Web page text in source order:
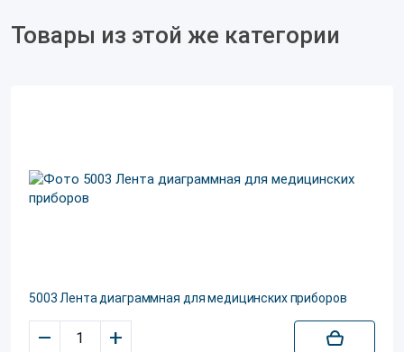
Товары из этой же категории
5003 Лента диаграммная для медицинских приборов
– +